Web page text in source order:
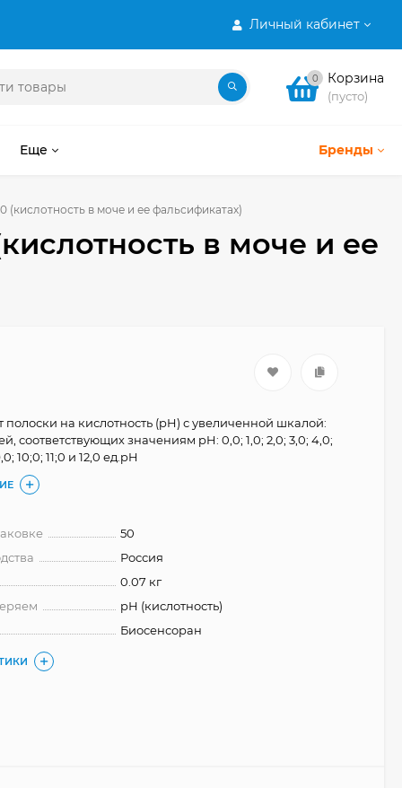
Личный кабинет
0 Корзина
(пусто)
Бренды
Еще
в моче и ее фальсификатах)
в моче и ее
полоски на кислотность (pH) с увеличенной шкалой:
соответствующих значениям pH: 0,0; 1,0; 2,0; 3,0; 4,0;
10;0; 11;0 и 12,0 ед.pH
50
Россия
0.07 кг
рН (кислотность)
Биосенсоран